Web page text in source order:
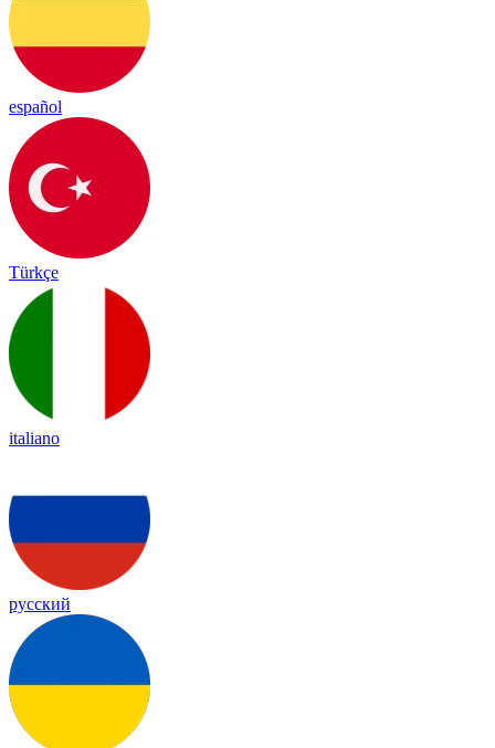
español
Türkçe
italiano
русский